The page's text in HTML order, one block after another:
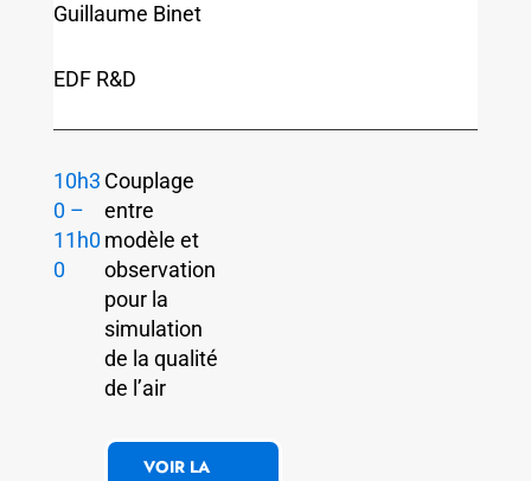
Guillaume Binet
EDF R&D
10h3
0 –
11h0
0
Couplage
entre
modèle et
observation
pour la
simulation
de la qualité
de l’air
VOIR LA